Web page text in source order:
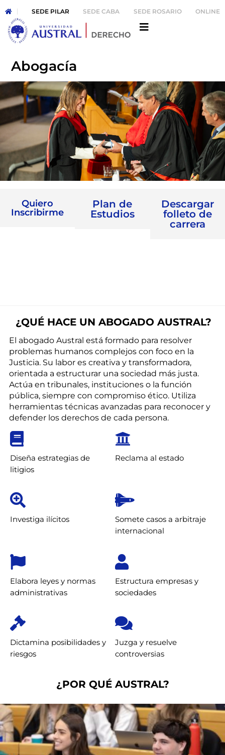
SEDE PILAR SEDE CABA SEDE ROSARIO ONLINE
Abogacía
Quiero
Inscribirme
Plan de
Estudios
Descargar
folleto de
carrera
¿QUÉ HACE UN ABOGADO AUSTRAL?
El abogado Austral está formado para resolver
problemas humanos complejos con foco en la
Justicia. Su labor es creativa y transformadora,
orientada a estructurar una sociedad más justa.
Actúa en tribunales, instituciones o la función
pública, siempre con compromiso ético. Utiliza
herramientas técnicas avanzadas para reconocer y
defender los derechos de cada persona.
Diseña estrategias de
litigios
Reclama al estado
Investiga ilícitos
Somete casos a arbitraje
internacional
Elabora leyes y normas
administrativas
Estructura empresas y
sociedades
Dictamina posibilidades y
riesgos
Juzga y resuelve
controversias
¿POR QUÉ AUSTRAL?